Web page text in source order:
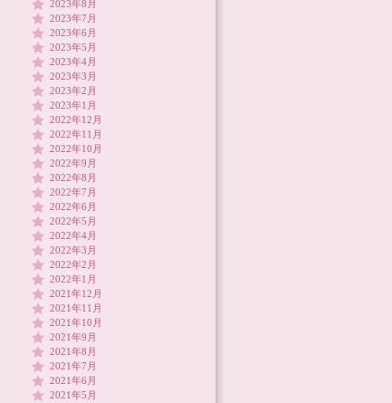
2023年8月
2023年7月
2023年6月
2023年5月
2023年4月
2023年3月
2023年2月
2023年1月
2022年12月
2022年11月
2022年10月
2022年9月
2022年8月
2022年7月
2022年6月
2022年5月
2022年4月
2022年3月
2022年2月
2022年1月
2021年12月
2021年11月
2021年10月
2021年9月
2021年8月
2021年7月
2021年6月
2021年5月